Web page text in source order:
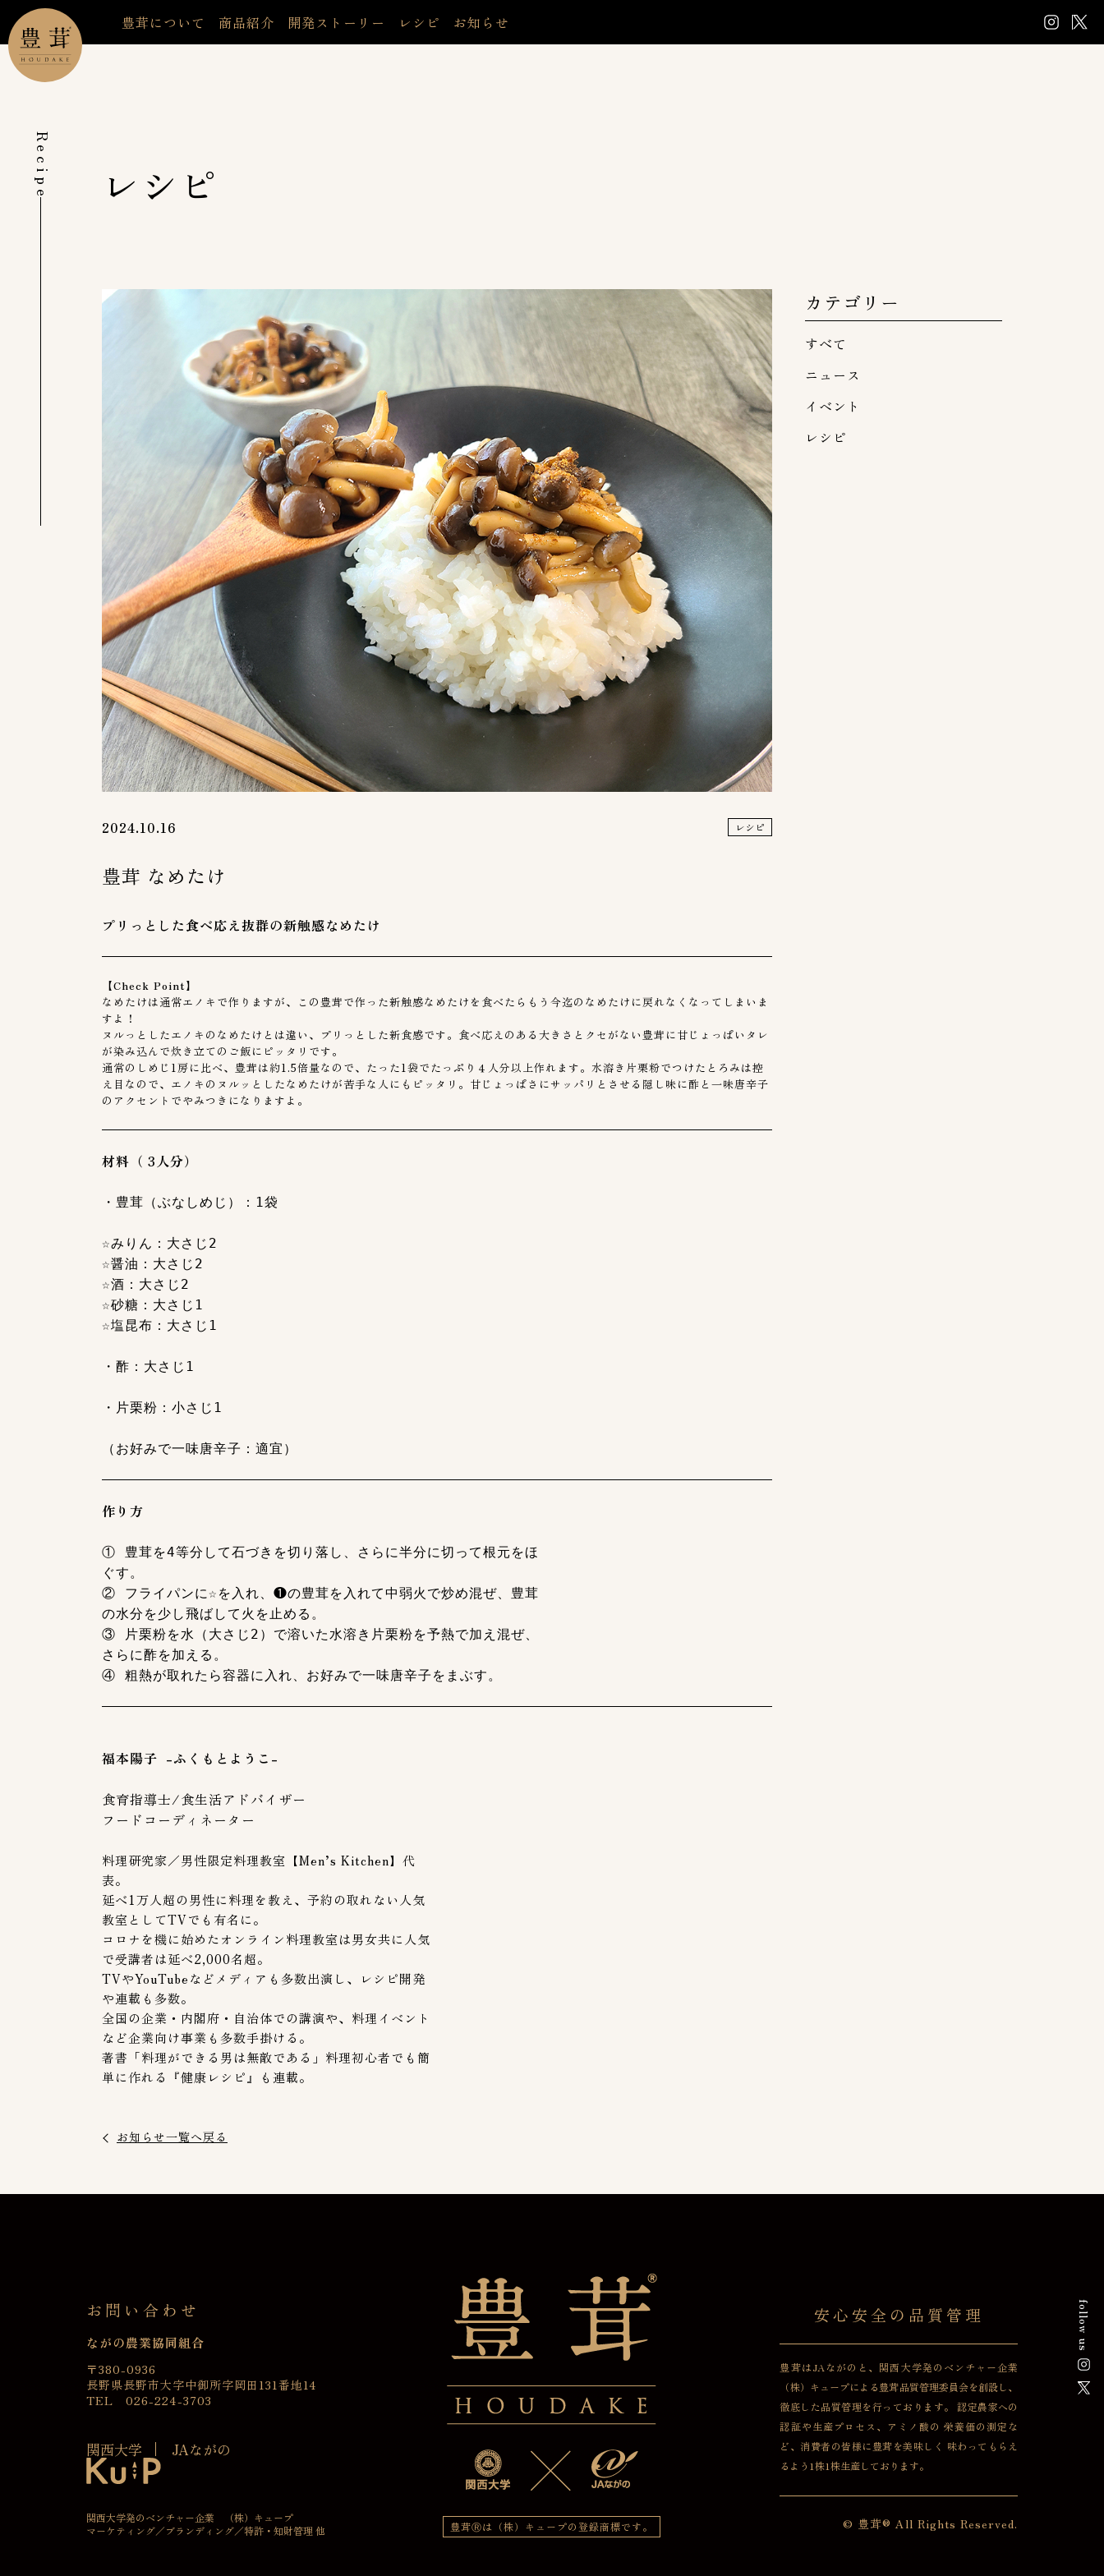
豊茸について 商品紹介 開発ストーリー レシピ お知らせ
Recipe レシピ
2024.10.16 レシピ
豊茸 なめたけ
プリっとした食べ応え抜群の新触感なめたけ
【Check Point】
なめたけは通常エノキで作りますが、この豊茸で作った新触感なめたけを食べたらもう今迄のなめたけに戻れなくなってしまいま
すよ！
ヌルっとしたエノキのなめたけとは違い、プリっとした新食感です。食べ応えのある大きさとクセがない豊茸に甘じょっぱいタレ
が染み込んで炊き立てのご飯にピッタリです。
通常のしめじ1房に比べ、豊茸は約1.5倍量なので、たった1袋でたっぷり４人分以上作れます。水溶き片栗粉でつけたとろみは控
え目なので、エノキのヌルッとしたなめたけが苦手な人にもピッタリ。甘じょっぱさにサッパリとさせる隠し味に酢と一味唐辛子
のアクセントでやみつきになりますよ。
材料（ 3人分）
・豊茸（ぶなしめじ）：1袋
☆みりん：大さじ2
☆醤油：大さじ2
☆酒：大さじ2
☆砂糖：大さじ1
☆塩昆布：大さじ1
・酢：大さじ1
・片栗粉：小さじ1
（お好みで一味唐辛子：適宜）
作り方
① 豊茸を4等分して石づきを切り落し、さらに半分に切って根元をほ
ぐす。
② フライパンに☆を入れ、❶の豊茸を入れて中弱火で炒め混ぜ、豊茸
の水分を少し飛ばして火を止める。
③ 片栗粉を水（大さじ2）で溶いた水溶き片栗粉を予熱で加え混ぜ、
さらに酢を加える。
④ 粗熱が取れたら容器に入れ、お好みで一味唐辛子をまぶす。
福本陽子 -ふくもとようこ-
食育指導士/食生活アドバイザー
フードコーディネーター
料理研究家／男性限定料理教室【Men’s Kitchen】代
表。
延べ1万人超の男性に料理を教え、予約の取れない人気
教室としてTVでも有名に。
コロナを機に始めたオンライン料理教室は男女共に人気
で受講者は延べ2,000名超。
TVやYouTubeなどメディアも多数出演し、レシピ開発
や連載も多数。
全国の企業・内閣府・自治体での講演や、料理イベント
など企業向け事業も多数手掛ける。
著書「料理ができる男は無敵である」料理初心者でも簡
単に作れる『健康レシピ』も連載。
お知らせ一覧へ戻る
カテゴリー
すべて
ニュース
イベント
レシピ
お問い合わせ
ながの農業協同組合
〒380-0936
長野県長野市大字中御所字岡田131番地14
TEL 026-224-3703
関西大学 JAながの
関西大学発のベンチャー企業 （株）キュープ
マーケティング／ブランディング／特許・知財管理 他
安心安全の品質管理
豊茸はJAながのと、関西大学発のベンチャー企業
（株）キュープによる豊茸品質管理委員会を創設し、
徹底した品質管理を行っております。
認定農家への
認証や生産プロセス、アミノ酸の 栄養価の測定な
ど、消費者の皆様に豊茸を美味しく 味わってもらえ
るよう1株1株生産しております。
豊茸Ⓡは（株）キュープの登録商標です。
follow us
© 豊茸® All Rights Reserved.